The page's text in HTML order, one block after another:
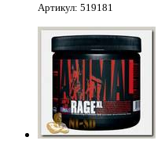
Артикул: 519181